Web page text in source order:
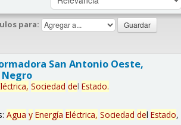
para:
San Antonio Oeste,
Sociedad del Estado.
Agua y Energía Eléctrica, Sociedad del Estado,